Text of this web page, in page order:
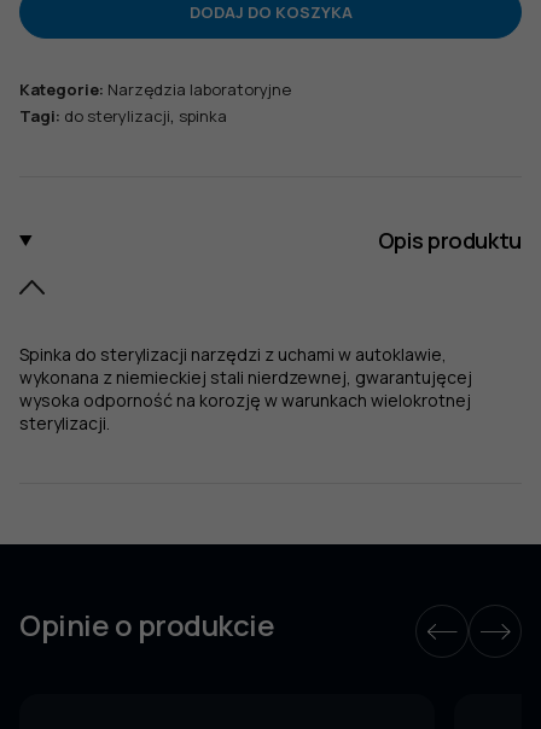
do
100
DODAJ DO KOSZYKA
Kategorie: Narzędzia laboratoryjne
Tagi: do sterylizacji, spinka
Opis produktu
Spinka do sterylizacji narzędzi z uchami w autoklawie,
wykonana z niemieckiej stali nierdzewnej, gwarantujęcej
wysoka odporność na korozję w warunkach wielokrotnej
sterylizacji.
Opinie o produkcie